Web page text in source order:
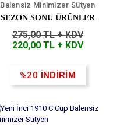
Balensiz Minimizer Sütyen
SEZON SONU ÜRÜNLER
275,00 TL + KDV
220,00 TL + KDV
%20 İNDİRİM